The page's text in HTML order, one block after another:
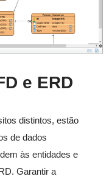
e ERD
distintos, estão
de dados
às entidades e
Garantir a